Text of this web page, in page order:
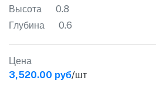
Высота
0.8
Глубина
0.6
Цена
3,520.00 руб/шт